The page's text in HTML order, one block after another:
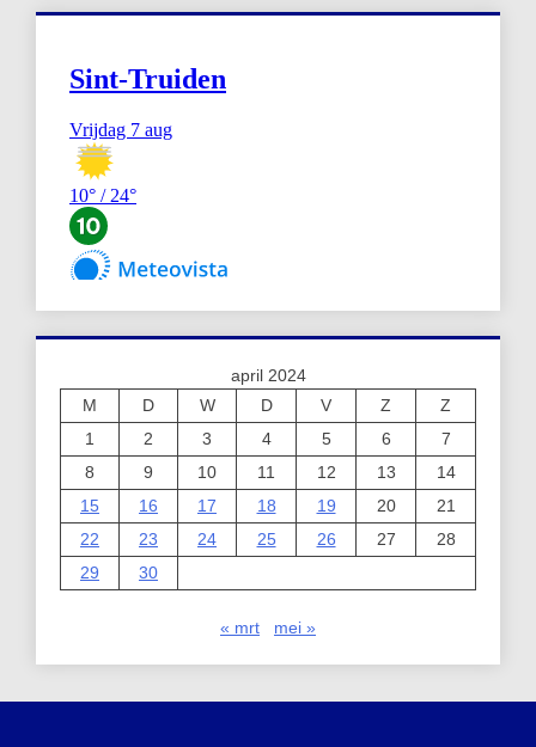
april 2024
M
D W D V Z
Z
1
2 3 4 5 6
7
8
9 10 11 12 13
14
15
16 17 18 19 20
21
22
23 24 25 26 27
28
29
30
« mrt mei »